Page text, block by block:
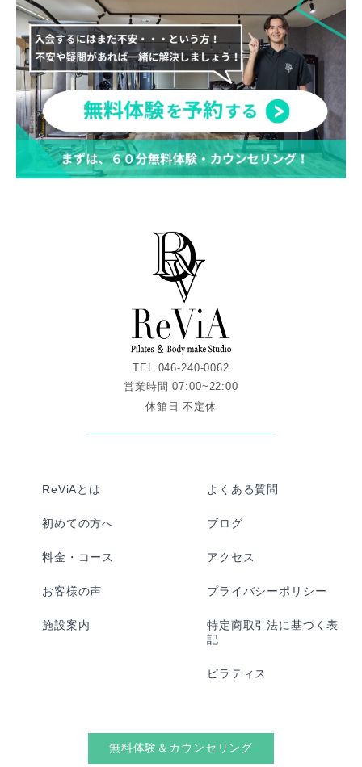
TEL 046-240-0062
営業時間 07:00~22:00
休館日 不定休
ReViAとは
初めての方へ
料金・コース
お客様の声
施設案内
よくある質問
ブログ
アクセス
プライバシーポリシー
特定商取引法に基づく表
記
ピラティス
無料体験＆カウンセリング